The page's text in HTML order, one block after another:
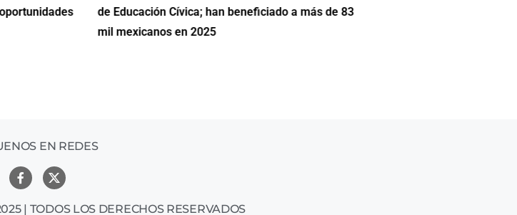
de Educación Cívica; han beneficiado a más de 83
mil mexicanos en 2025
EN REDES
| TODOS LOS DERECHOS RESERVADOS